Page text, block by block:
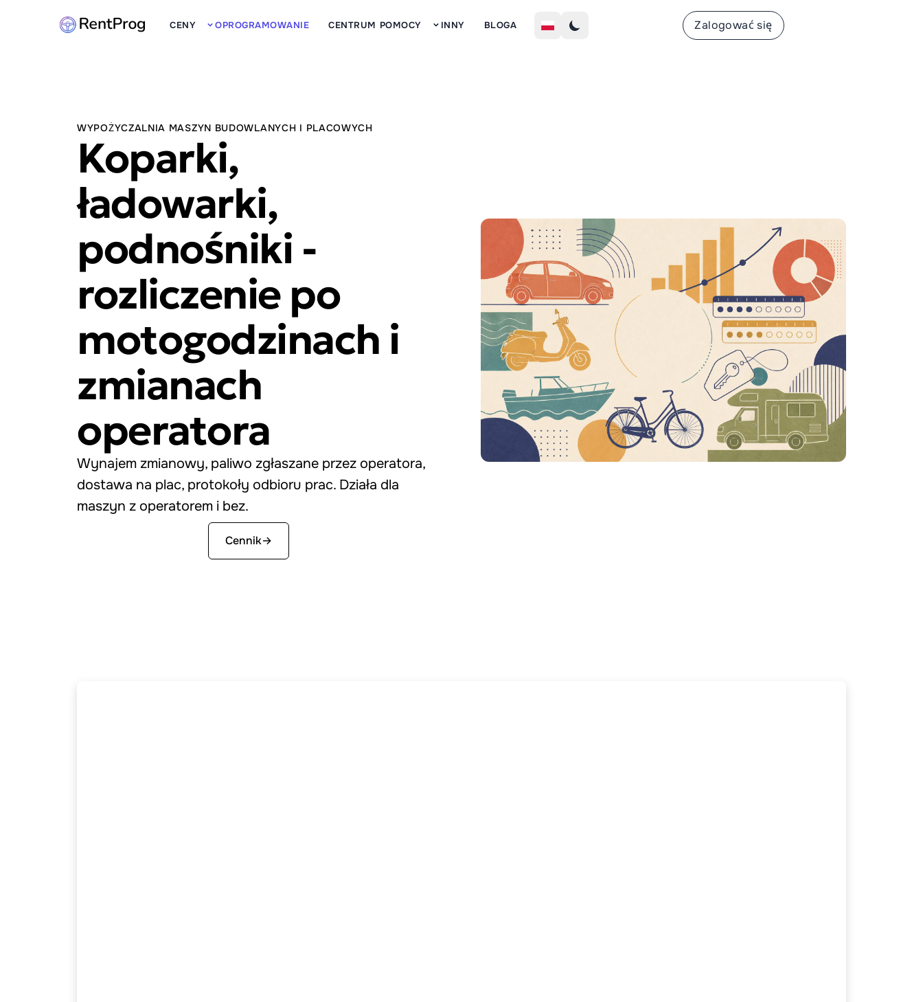
CENY OPROGRAMOWANIE CENTRUM POMOCY INNY BLOGA Zalogować się
WYPOŻYCZALNIA MASZYN BUDOWLANYCH I PLACOWYCH
Koparki,
ładowarki,
podnośniki -
rozliczenie po
motogodzinach i
zmianach
operatora
Wynajem zmianowy, paliwo zgłaszane przez operatora,
dostawa na plac, protokoły odbioru prac. Działa dla
maszyn z operatorem i bez.
Cennik→